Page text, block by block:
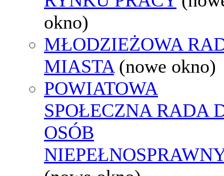
okno)
MŁODZIEŻOWA
MIASTA (nowe okno)
POWIATOWA
SPOŁECZNA RADA
OSÓB